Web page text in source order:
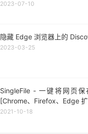
2023-07-10
隐藏 Edge 浏览器上的
2023-03-25
SingleFile - 一键将网页
[Chrome、Firefox、Edge
2021-10-18